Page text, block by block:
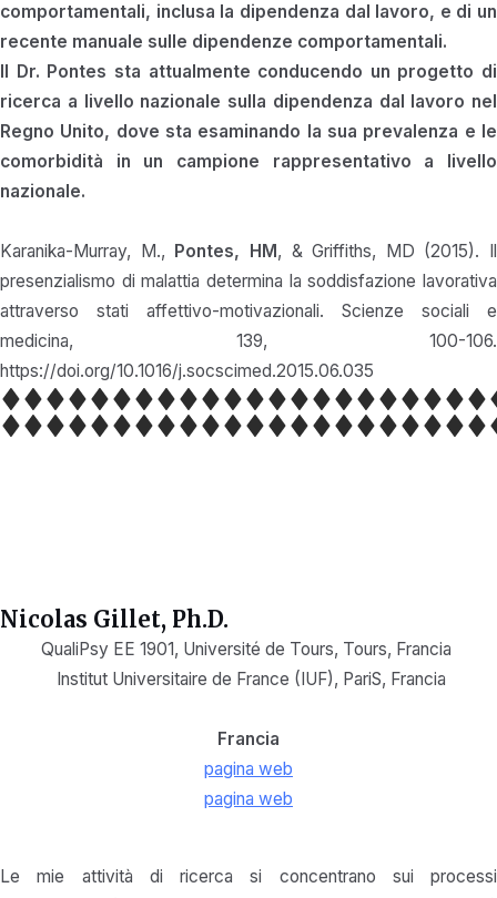
comportamentali, inclusa la dipendenza dal lavoro, e di un
recente manuale sulle dipendenze comportamentali.
Il Dr. Pontes sta attualmente conducendo un progetto di
ricerca a livello nazionale sulla dipendenza dal lavoro nel
Regno Unito, dove sta esaminando la sua prevalenza e le
comorbidità in un campione rappresentativo a livello
nazionale.
Karanika-Murray, M., Pontes, HM , & Griffiths, MD (2015). Il
presenzialismo di malattia determina la soddisfazione lavorativa
attraverso stati affettivo-motivazionali. Scienze sociali e
medicina, 139, 100-106.
https://doi.org/10.1016/j.socscimed.2015.06.035
Nicolas Gillet, Ph.D.
QualiPsy EE 1901, Université de Tours, Tours, Francia
Institut Universitaire de France (IUF), PariS, Francia
Francia
pagina web
pagina web
Le mie attività di ricerca si concentrano sui processi